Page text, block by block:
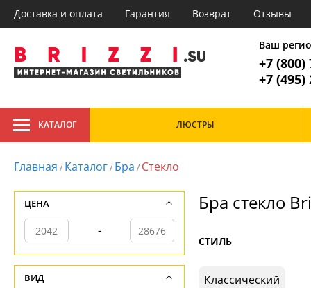
Доставка и оплата Гарантия Возврат Отзывы
Ваш
+7
+7
1. Люстры
3. Настольные лампы
Доставка и оплата
Возврат
Отзывы
Установка
Дизайнерам
Бренды
Контакты
1. Люстры
Все товары
Классический
КАТАЛОГ ЛЮСТРЫ
Главная / Каталог/ Бра / Стекло
Бра стекло
СТИЛЬ
Классический
ЦЕНА
-
ВИД